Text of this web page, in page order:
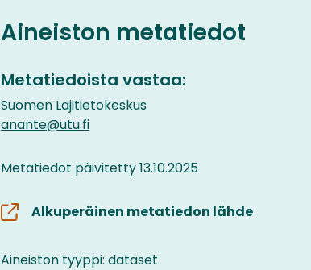
Aineiston metatiedot
Metatiedoista vastaa:
Suomen Lajitietokeskus
anante@utu.fi
Metatiedot päivitetty 13.10.2025
Alkuperäinen metatiedon lähde
Aineiston tyyppi: dataset